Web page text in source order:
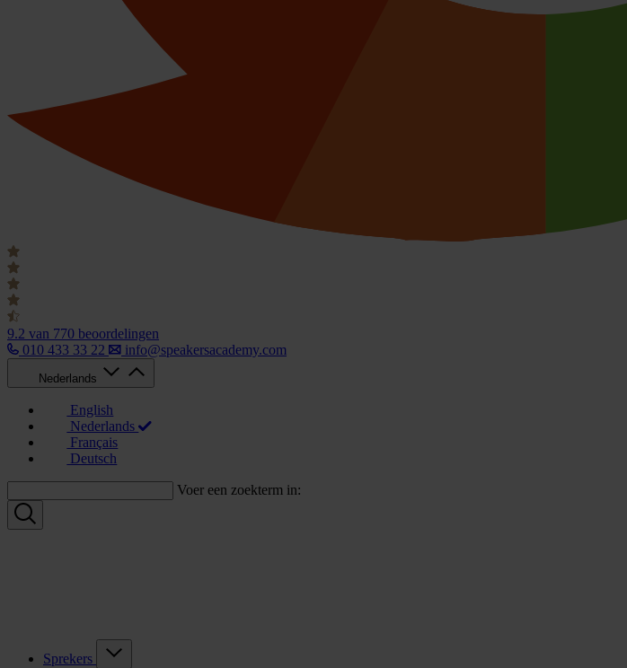
9.2 van 770 beoordelingen
010 433 33 22
info@speakersacademy.com
Nederlands
English
Nederlands
Français
Deutsch
Voer een zoekterm in:
Sprekers